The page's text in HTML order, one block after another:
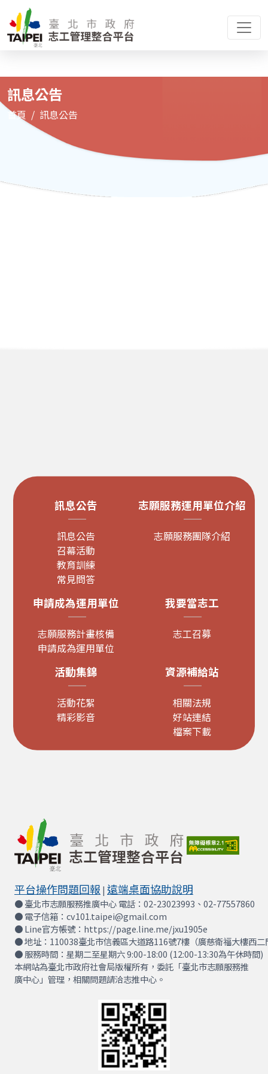
訊息公告
首頁 訊息公告
訊息公告
訊息公告
召幕活動
教育訓練
常見問答
志願服務運用單位介紹
志願服務團隊介紹
申請成為運用單位
志願服務計畫核備
申請成為運用單位
我要當志工
志工召募
活動集錦
活動花絮
精彩影音
資源補給站
相關法規
好站連結
檔案下載
平台操作問題回報 | 遠端桌面協助說明
● 臺北市志願服務推廣中心 電話：02-23023993、02-77557860
● 電子信箱：cv101.taipei@gmail.com
● Line官方帳號：https://page.line.me/jxu1905e
● 地址：110038臺北市信義區大道路116號7樓（廣慈衛福大樓西二
● 服務時間：星期二至星期六 9:00-18:00 (12:00-13:30為午休時間)
本網站為臺北市政府社會局版權所有，委託「臺北市志願服務推
廣中心」管理，相關問題請洽志推中心。